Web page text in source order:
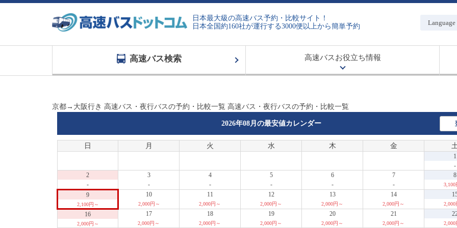
日本最大級の高速バス予約・比較サイト！
日本全国約160社が運行する3000便以上から簡単予約
Language
高速バス検索 高速バスお役立ち情報
京都→大阪行き 高速バス・夜行バスの予約・比較一覧 高速バス・夜行バスの予約・比較一覧
2026年08月の最安値カレンダー
日 月 火 水 木 金
1
-
2
-
3
-
4
-
5
-
6
-
7
-
8
3,100
9
2,100円～
10
2,000円～
11
2,000円～
12
2,000円～
13
2,000円～
14
2,000円～ 2,000
16
2,000円～
17
2,000円～
18
2,000円～
19
2,000円～
20
2,000円～
21
2,000円～ 2,000